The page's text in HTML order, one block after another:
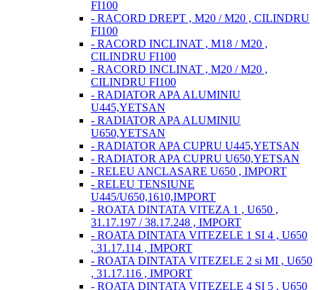
FI100
- RACORD DREPT , M20 / M20 , CILINDRU
FI100
- RACORD INCLINAT , M18 / M20 ,
CILINDRU FI100
- RACORD INCLINAT , M20 / M20 ,
CILINDRU FI100
- RADIATOR APA ALUMINIU
U445,YETSAN
- RADIATOR APA ALUMINIU
U650,YETSAN
- RADIATOR APA CUPRU U445,YETSAN
- RADIATOR APA CUPRU U650,YETSAN
- RELEU ANCLASARE U650 , IMPORT
- RELEU TENSIUNE
U445/U650,1610,IMPORT
- ROATA DINTATA VITEZA 1 , U650 ,
31.17.197 / 38.17.248 , IMPORT
- ROATA DINTATA VITEZELE 1 SI 4 , U650
, 31.17.114 , IMPORT
- ROATA DINTATA VITEZELE 2 si MI , U650
, 31.17.116 , IMPORT
- ROATA DINTATA VITEZELE 4 SI 5 , U650